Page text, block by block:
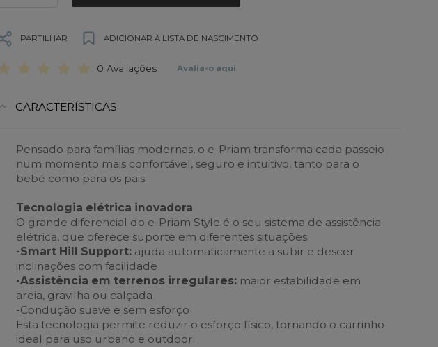
PARTILHAR ADICIONAR À LISTA DE NASCIMENTO
0 Avaliações Avalia-o aqui
CARACTERÍSTICAS
Pensado para famílias modernas, o e-Priam transforma cada passeio
num momento mais confortável, seguro e intuitivo, tanto para o
bebé como para os pais.
Tecnologia elétrica inovadora
O grande diferencial do e-Priam Style é o seu sistema de assistência
elétrica, que oferece suporte em diferentes situações:
-Smart Hill Support: ajuda automaticamente a subir e descer
inclinações com facilidade
-Assistência em terrenos irregulares: maior estabilidade em
areia, gravilha ou calçada
-Condução suave e sem esforço
Esta tecnologia permite reduzir o esforço físico, tornando o carrinho
ideal para uso urbano e outdoor.